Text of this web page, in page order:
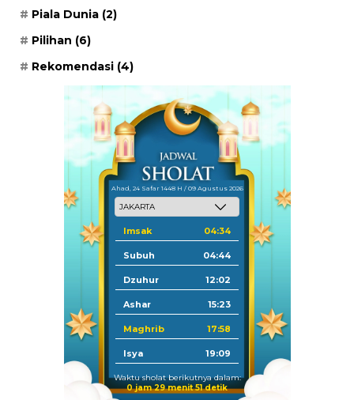
Piala Dunia (2)
Pilihan (6)
Rekomendasi (4)
Ahad, 24 Safar 1448 H / 09 Agustus 2026
Imsak 04:34
Subuh 04:44
Dzuhur 12:02
Ashar 15:23
Maghrib 17:58
Isya 19:09
Waktu sholat berikutnya dalam:
0 jam 29 menit 50 detik